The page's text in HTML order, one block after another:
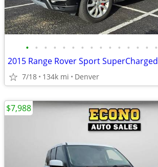
• • • • • • • • • • • • • • •
2015 Range Rover Sport SuperCharged
7/18 134k mi Denver
$7,988